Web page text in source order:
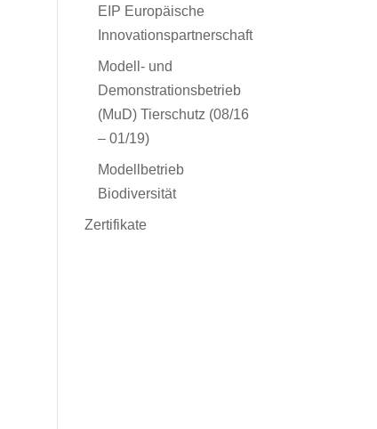
EIP Europäische
Innovationspartnerschaft
Modell- und
Demonstrationsbetrieb
(MuD) Tierschutz (08/16
– 01/19)
Modellbetrieb
Biodiversität
Zertifikate